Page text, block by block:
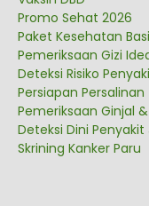
Promo Sehat 2026
Paket Kesehatan
Pemeriksaan Gizi
Deteksi Risiko
Persiapan Persalinan
Pemeriksaan Ginjal
Deteksi Dini
Skrining Kanker Paru